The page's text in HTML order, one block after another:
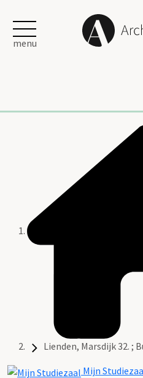
menu
Lienden, Marsdijk 32. ;
Mijn